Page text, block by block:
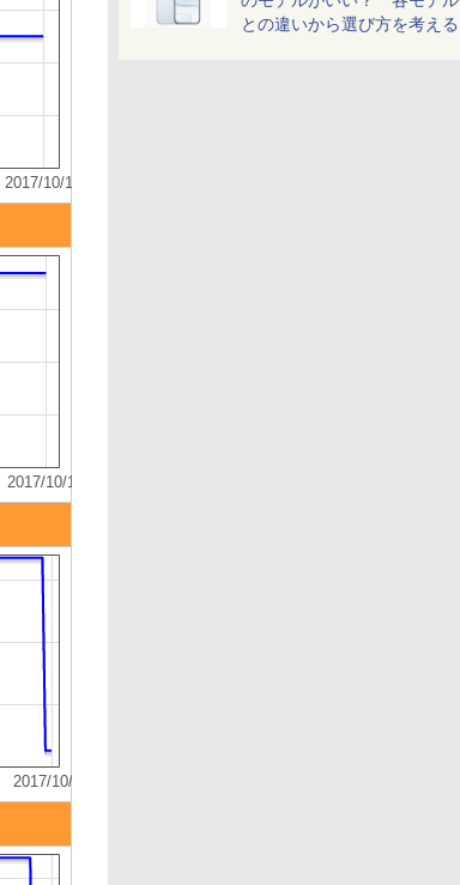
との違いから選び方を考える
2017/10/19
2017/10/19
2017/10/19